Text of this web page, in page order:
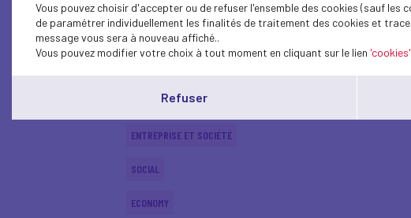
ECONOMY
ECONOMY
ENTREPRISE ET SOCIÉTÉ
SOCIAL
ECONOMY
Vous pouvez choisir d'accepter ou de refuser l'ensemble des cookies (sauf
de paramétrer individuellement les finalités de traitement des cookies et
message vous sera à nouveau affiché..
Vous pouvez modifier votre choix à tout moment en cliquant sur le lien 'cookies'
Refuser